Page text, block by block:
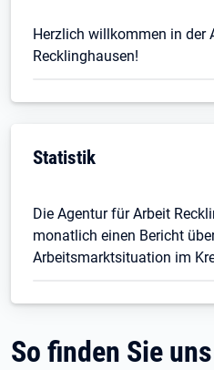
Herzlich willkommen in der
Recklinghausen!
Statistik
Die Agentur für Arbeit
monatlich einen Bericht
Arbeitsmarktsituation im
So finden Sie uns